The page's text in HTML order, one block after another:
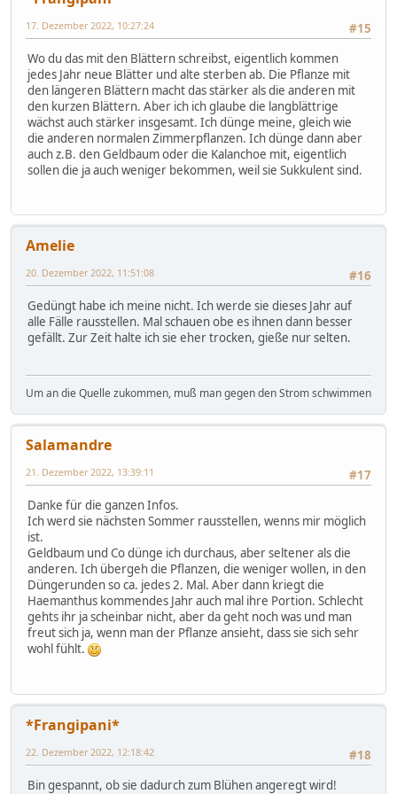
#15
17. Dezember 2022, 10:27:24
Wo du das mit den Blättern schreibst, eigentlich kommen
jedes Jahr neue Blätter und alte sterben ab. Die Pflanze mit
den längeren Blättern macht das stärker als die anderen mit
den kurzen Blättern. Aber ich ich glaube die langblättrige
wächst auch stärker insgesamt. Ich dünge meine, gleich wie
die anderen normalen Zimmerpflanzen. Ich dünge dann aber
auch z.B. den Geldbaum oder die Kalanchoe mit, eigentlich
sollen die ja auch weniger bekommen, weil sie Sukkulent sind.
Amelie
#16
20. Dezember 2022, 11:51:08
Gedüngt habe ich meine nicht. Ich werde sie dieses Jahr auf
alle Fälle rausstellen. Mal schauen obe es ihnen dann besser
gefällt. Zur Zeit halte ich sie eher trocken, gieße nur selten.
Um an die Quelle zukommen, muß man gegen den Strom schwimmen
Salamandre
#17
21. Dezember 2022, 13:39:11
Danke für die ganzen Infos.
Ich werd sie nächsten Sommer rausstellen, wenns mir möglich
ist.
Geldbaum und Co dünge ich durchaus, aber seltener als die
anderen. Ich übergeh die Pflanzen, die weniger wollen, in den
Düngerunden so ca. jedes 2. Mal. Aber dann kriegt die
Haemanthus kommendes Jahr auch mal ihre Portion. Schlecht
gehts ihr ja scheinbar nicht, aber da geht noch was und man
freut sich ja, wenn man der Pflanze ansieht, dass sie sich sehr
wohl fühlt.
*Frangipani*
#18
22. Dezember 2022, 12:18:42
Bin gespannt, ob sie dadurch zum Blühen angeregt wird!